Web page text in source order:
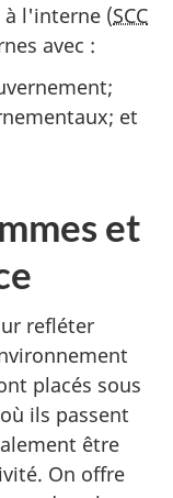
à l'interne (SCC
avec :
et
et
refléter
placés sous
ils passent
être
On offre